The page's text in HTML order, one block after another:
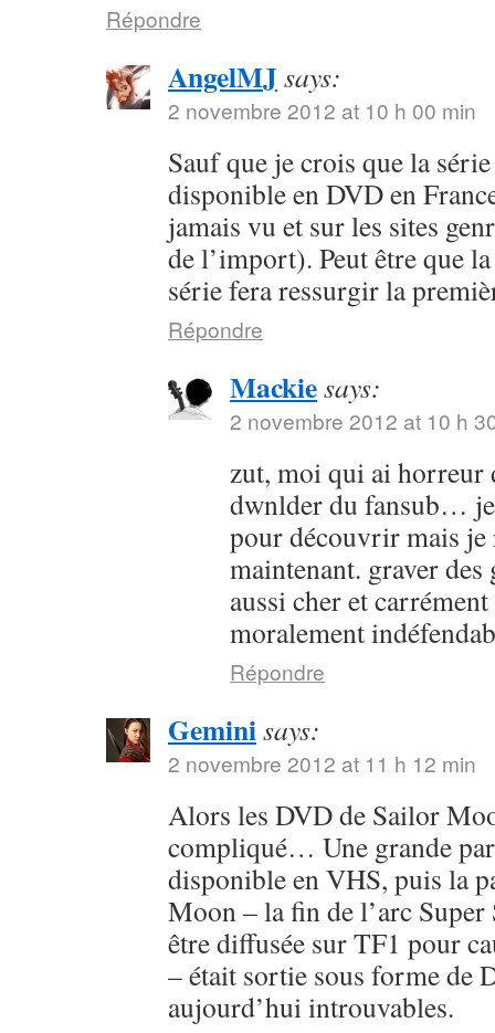
Répondre
AngelMJsays:
2 novembre 2012 at 10 h 00 min
Sauf que je crois que la
disponible en DVD en
jamais vu et sur les sites
de l’import). Peut être que
série fera ressurgir la
Répondre
Mackiesays:
2 novembre 2012 at 10 h
zut, moi qui ai horreur
dwnlder du fansub…
pour découvrir mais je
maintenant. graver des
aussi cher et
moralement
Répondre
Geminisays:
2 novembre 2012 at 11 h 12 min
Alors les DVD de Sailor
compliqué… Une grande
disponible en VHS, puis la
Moon – la fin de l’arc Super
être diffusée sur TF1 pour
– était sortie sous forme de
aujourd’hui introuvables.